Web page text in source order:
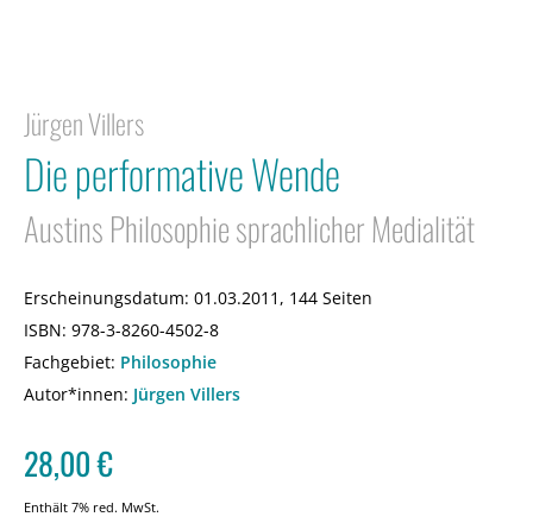
Jürgen Villers
Die performative Wende
Austins Philosophie sprachlicher Medialität
Erscheinungsdatum: 01.03.2011, 144 Seiten
ISBN: 978-3-8260-4502-8
Fachgebiet: Philosophie
Autor*innen: Jürgen Villers
28,00€
Enthält 7% red. MwSt.